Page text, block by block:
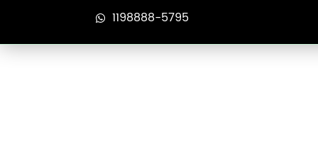
1198888-5795